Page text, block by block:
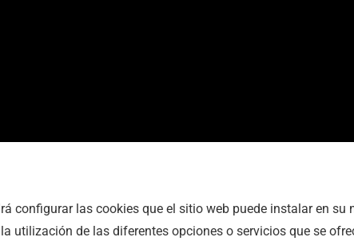
configurar las cookies que el sitio web puede instalar en
utilización de las diferentes opciones o servicios que se